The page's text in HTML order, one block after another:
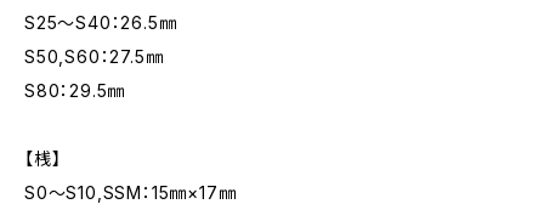
S25～S40：26.5㎜
S50,S60：27.5㎜
S80：29.5㎜
【桟】
S0～S10,SSM：15㎜×17㎜